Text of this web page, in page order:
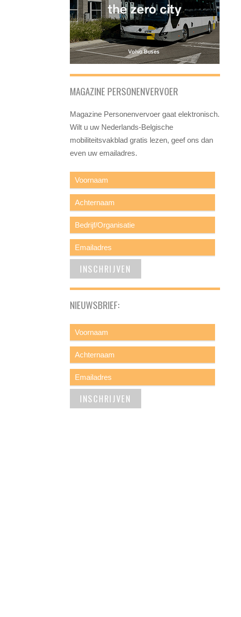
MAGAZINE PERSONENVERVOER
Magazine Personenvervoer gaat elektronisch.
Wilt u uw Nederlands-Belgische
mobiliteitsvakblad gratis lezen, geef ons dan
even uw emailadres.
NIEUWSBRIEF: